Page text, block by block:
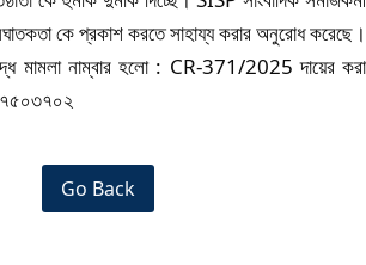
কে প্রকাশ করতে সাহায্য করার অনুরোধ করেছে।
মামলা নাম্বার হলো : CR-371/2025 দায়ের করা
Go Back